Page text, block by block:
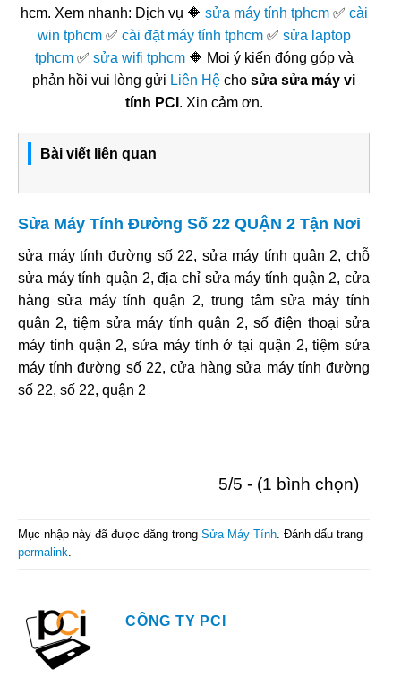
hcm. Xem nhanh: Dịch vụ 🔶 sửa máy tính tphcm✅ cài
win tphcm✅ cài đặt máy tính tphcm✅ sửa laptop
tphcm✅ sửa wifi tphcm🔶 Mọi ý kiến đóng góp và
phản hồi vui lòng gửi Liên Hệ cho sửa sửa máy vi
tính PCI . Xin cảm ơn.
Bài viết liên quan
Sửa Máy Tính Đường Số 22 QUẬN 2 Tận Nơi
sửa máy tính đường số 22, sửa máy tính quận 2, chỗ
sửa máy tính quận 2, địa chỉ sửa máy tính quận 2, cửa
hàng sửa máy tính quận 2, trung tâm sửa máy tính
quận 2, tiệm sửa máy tính quận 2, số điện thoại sửa
máy tính quận 2, sửa máy tính ở tại quận 2, tiệm sửa
máy tính đường số 22, cửa hàng sửa máy tính đường
số 22, số 22, quận 2
5/5 - (1 bình chọn)
Mục nhập này đã được đăng trong Sửa Máy Tính . Đánh dấu trang
permalink
CÔNG TY PCI